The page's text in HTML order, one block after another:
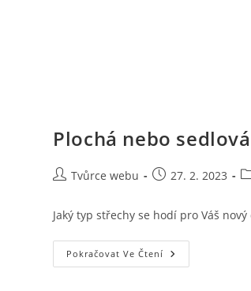
Plochá nebo
AutorTvůrce webu
Příspěvek
publikován
27. 2. 2023
Jaký typ střechy se hodí pro Váš
Pokračovat Ve Čtení Plochá
Nebo